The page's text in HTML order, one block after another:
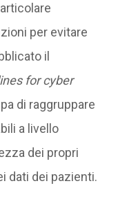
per evitare
il
for cyber
di raggruppare
a livello
dei propri
dati dei pazienti.